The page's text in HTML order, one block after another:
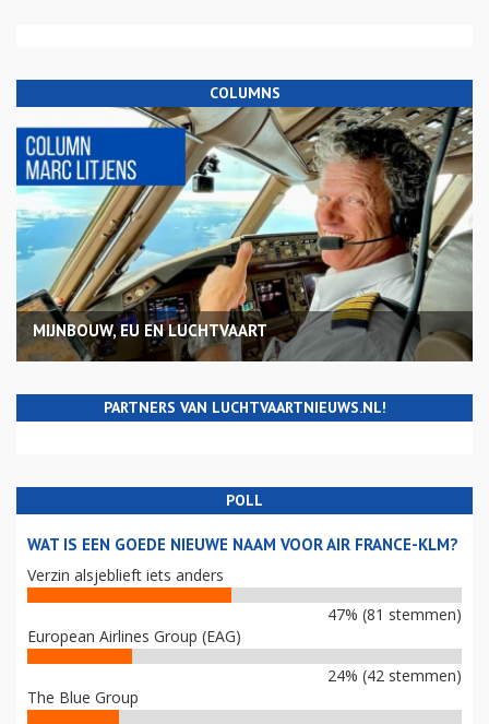
COLUMNS
MIJNBOUW, EU EN LUCHTVAART
PARTNERS VAN LUCHTVAARTNIEUWS.NL!
POLL
WAT IS EEN GOEDE NIEUWE NAAM VOOR AIR FRANCE-KLM?
Verzin alsjeblieft iets anders
47% (81 stemmen)
European Airlines Group (EAG)
24% (42 stemmen)
The Blue Group